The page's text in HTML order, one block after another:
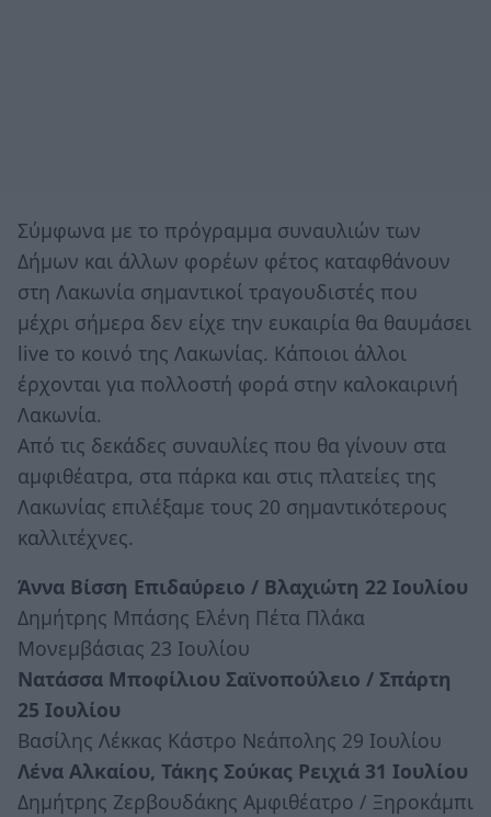
Σύμφωνα με το πρόγραμμα συναυλιών των
Δήμων και άλλων φορέων φέτος καταφθάνουν
στη Λακωνία σημαντικοί τραγουδιστές που
μέχρι σήμερα δεν είχε την ευκαιρία θα θαυμάσει
live το κοινό της Λακωνίας. Κάποιοι άλλοι
έρχονται για πολλοστή φορά στην καλοκαιρινή
Λακωνία.
Από τις δεκάδες συναυλίες που θα γίνουν στα
αμφιθέατρα, στα πάρκα και στις πλατείες της
Λακωνίας επιλέξαμε τους 20 σημαντικότερους
καλλιτέχνες.
Άννα Βίσση Επιδαύρειο / Βλαχιώτη 22 Ιουλίου
Δημήτρης Μπάσης Ελένη Πέτα Πλάκα
Μονεμβάσιας 23 Ιουλίου
Νατάσσα Μποφίλιου Σαϊνοπούλειο / Σπάρτη
25 Ιουλίου
Βασίλης Λέκκας Κάστρο Νεάπολης 29 Ιουλίου
Λένα Αλκαίου, Τάκης Σούκας Ρειχιά 31 Ιουλίου
Δημήτρης Ζερβουδάκης Αμφιθέατρο / Ξηροκάμπι